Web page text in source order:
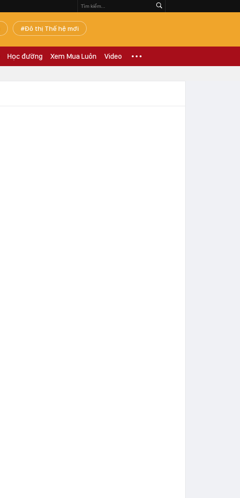
Đô thị Thế hệ mới
Học đường Xem Mua Luôn Video